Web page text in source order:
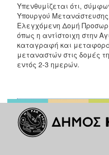
Υπενθυμίζεται ότι,
Υπουργού
Ελεγχόμενη Δομή
όπως η αντίστοιχη στην
καταγραφή και
μεταναστών στις δομές
εντός 2-3 ημερών.